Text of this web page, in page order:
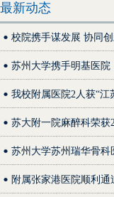
最新动态
我校附属医院2人获“江
苏州大学苏州瑞华骨科
附属张家港医院顺利